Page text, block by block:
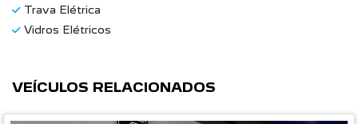
Trava Elétrica
Vidros Elétricos
VEÍCULOS RELACIONADOS